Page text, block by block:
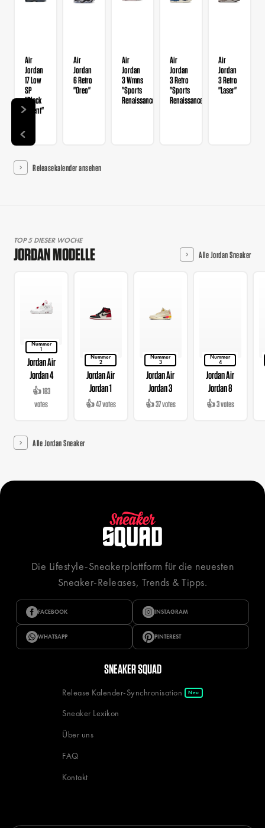
Air
Jordan
17 Low
SP
"Black
Patent"
Air
Jordan
6 Retro
"Oreo"
Air
Jordan
3 Wmns
"Sports
Renaissance"
Air
Jordan
3 Retro
"Sports
Renaissance"
Air
Jordan
3 Retro
"Laser"
Releasekalender ansehen
TOP 5 DIESER WOCHE
JORDAN MODELLE Alle Jordan Sneaker
Nummer
1
Jordan Air
Jordan 4
👍 183
votes
Nummer
2
Jordan Air
Jordan 1
👍 47 votes
Nummer
3
Jordan Air
Jordan 3
👍 37 votes
Nummer
4
Jordan Air
Jordan 8
👍 3 votes
Alle Jordan Sneaker
Die Lifestyle-Sneakerplattform für die neuesten
Sneaker-Releases, Trends & Tipps.
FACEBOOK INSTAGRAM
WHATSAPP PINTEREST
SNEAKER SQUAD
Release Kalender-Synchronisation Neu
Sneaker Lexikon
Über uns
FAQ
Kontakt